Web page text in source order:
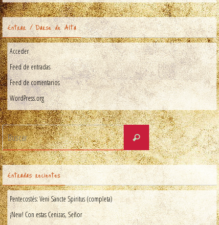
Entrar / Darse de Alta
Acceder
Feed de entradas
Feed de comentarios
WordPress.org
Entradas recientes
Pentecostés: Veni Sancte Spiritus (completa)
¡New! Con estas Cenizas, Señor